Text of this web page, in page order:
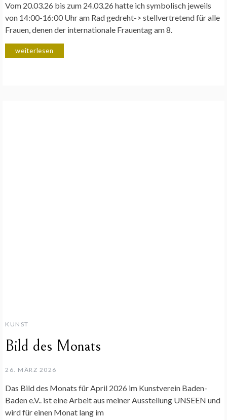
Vom 20.03.26 bis zum 24.03.26 hatte ich symbolisch jeweils
von 14:00-16:00 Uhr am Rad gedreht-> stellvertretend für alle
Frauen, denen der internationale Frauentag am 8.
weiterlesen
KUNST
Bild des Monats
26. MÄRZ 2026
Das Bild des Monats für April 2026 im Kunstverein Baden-
Baden e.V.. ist eine Arbeit aus meiner Ausstellung UNSEEN und
wird für einen Monat lang im